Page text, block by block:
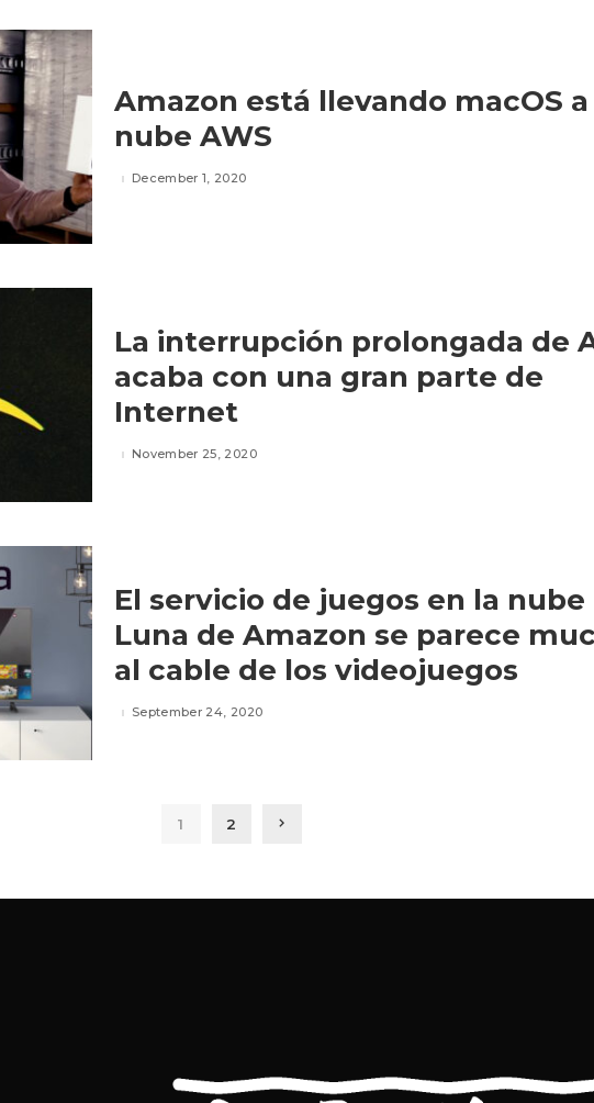
Amazon está llevando macOS a
nube AWS
December 1, 2020
La interrupción prolongada de
acaba con una gran parte de
Internet
November 25, 2020
El servicio de juegos en la nube
Luna de Amazon se parece
al cable de los videojuegos
September 24, 2020
1 2